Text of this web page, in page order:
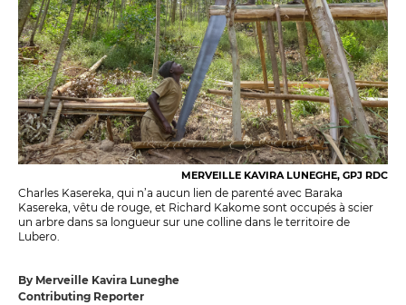
MERVEILLE KAVIRA LUNEGHE, GPJ RDC
Charles Kasereka, qui n’a aucun lien de parenté avec Baraka
Kasereka, vêtu de rouge, et Richard Kakome sont occupés à scier
un arbre dans sa longueur sur une colline dans le territoire de
Lubero.
By Merveille Kavira Luneghe
Contributing Reporter